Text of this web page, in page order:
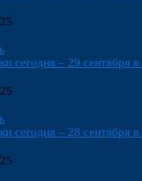
сегодня – 29 сентября
сегодня – 28 сентября